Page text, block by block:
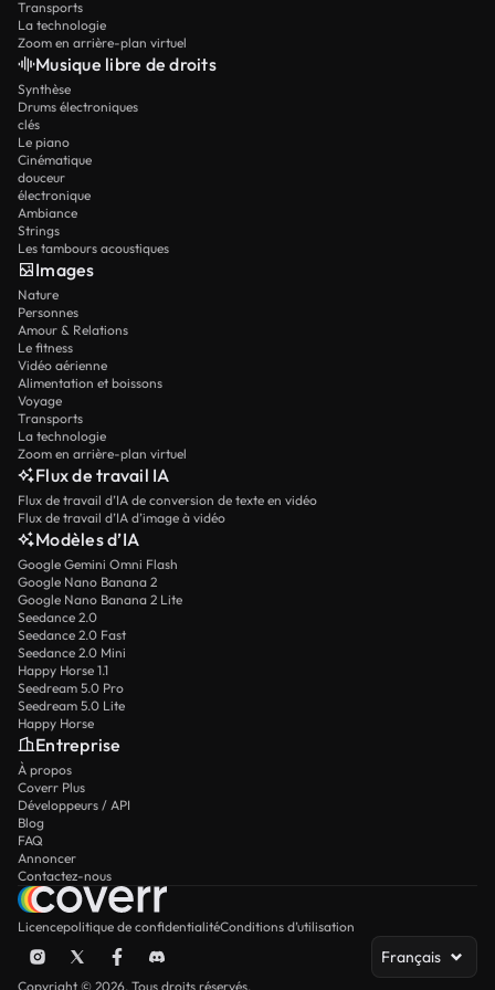
Transports
La technologie
Zoom en arrière-plan virtuel
Musique libre de droits
Synthèse
Drums électroniques
clés
Le piano
Cinématique
douceur
électronique
Ambiance
Strings
Les tambours acoustiques
Images
Nature
Personnes
Amour & Relations
Le fitness
Vidéo aérienne
Alimentation et boissons
Voyage
Transports
La technologie
Zoom en arrière-plan virtuel
Flux de travail IA
Flux de travail d’IA de conversion de texte en vidéo
Flux de travail d’IA d’image à vidéo
Modèles d’IA
Google Gemini Omni Flash
Google Nano Banana 2
Google Nano Banana 2 Lite
Seedance 2.0
Seedance 2.0 Fast
Seedance 2.0 Mini
Happy Horse 1.1
Seedream 5.0 Pro
Seedream 5.0 Lite
Happy Horse
Entreprise
À propos
Coverr Plus
Développeurs / API
Blog
FAQ
Annoncer
Contactez-nous
Licencepolitique de confidentialitéConditions d’utilisation
Français
Copyright © 2026. Tous droits réservés.